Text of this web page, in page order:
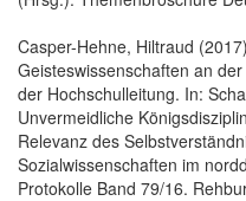
Casper-Hehne, Hiltraud
Geisteswissenschaften an
der Hochschulleitung. In:
Unvermeidliche
Relevanz des
Sozialwissenschaften im
Protokolle Band 79/16.